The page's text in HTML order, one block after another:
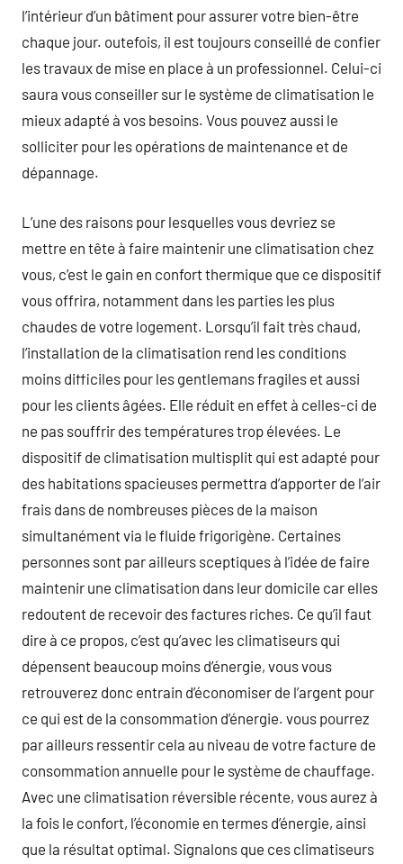
l’intérieur d’un bâtiment pour assurer votre bien-être
chaque jour. outefois, il est toujours conseillé de confier
les travaux de mise en place à un professionnel. Celui-ci
saura vous conseiller sur le système de climatisation le
mieux adapté à vos besoins. Vous pouvez aussi le
solliciter pour les opérations de maintenance et de
dépannage.
L’une des raisons pour lesquelles vous devriez se
mettre en tête à faire maintenir une climatisation chez
vous, c’est le gain en confort thermique que ce dispositif
vous offrira, notamment dans les parties les plus
chaudes de votre logement. Lorsqu’il fait très chaud,
l’installation de la climatisation rend les conditions
moins difficiles pour les gentlemans fragiles et aussi
pour les clients âgées. Elle réduit en effet à celles-ci de
ne pas souffrir des températures trop élevées. Le
dispositif de climatisation multisplit qui est adapté pour
des habitations spacieuses permettra d’apporter de l’air
frais dans de nombreuses pièces de la maison
simultanément via le fluide frigorigène. Certaines
personnes sont par ailleurs sceptiques à l’idée de faire
maintenir une climatisation dans leur domicile car elles
redoutent de recevoir des factures riches. Ce qu’il faut
dire à ce propos, c’est qu’avec les climatiseurs qui
dépensent beaucoup moins d’énergie, vous vous
retrouverez donc entrain d’économiser de l’argent pour
ce qui est de la consommation d’énergie. vous pourrez
par ailleurs ressentir cela au niveau de votre facture de
consommation annuelle pour le système de chauffage.
Avec une climatisation réversible récente, vous aurez à
la fois le confort, l’économie en termes d’énergie, ainsi
que la résultat optimal. Signalons que ces climatiseurs